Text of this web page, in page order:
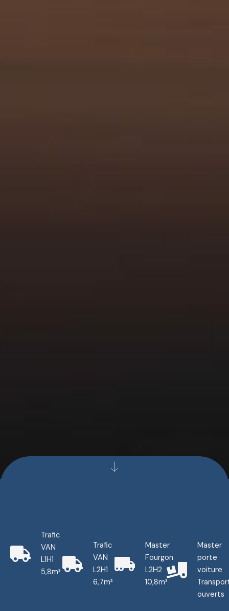
Trafic
VAN
L1H1
5,8m³
Trafic
VAN
L2H1
6,7m³
Master
Fourgon
L2H2
10,8m³
Master
porte
voiture
ouverts